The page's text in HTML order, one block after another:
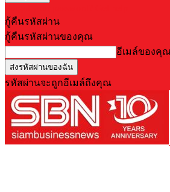
กู้คืนรหัสผ่าน
กู้คืนรหัสผ่านของคุณ
อีเมล์ของคุ
รหัสผ่านจะถูกอีเมล์ถึงคุณ